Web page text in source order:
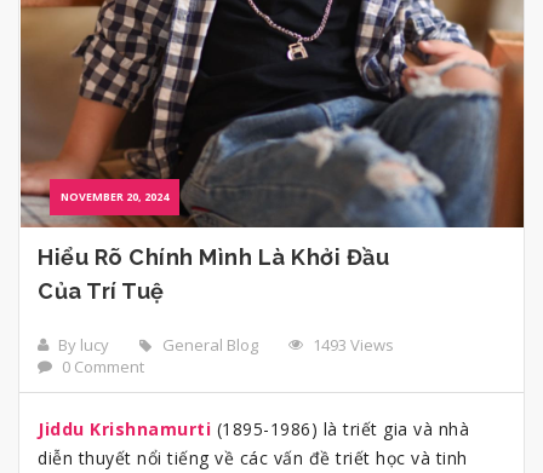
NOVEMBER 20, 2024
Hiểu Rõ Chính Mình Là Khởi Đầu
Của Trí Tuệ
By lucy General Blog
1493 Views
0 Comment
Jiddu Krishnamurti (1895-1986) là triết gia và nhà
diễn thuyết nổi tiếng về các vấn đề triết học và tinh